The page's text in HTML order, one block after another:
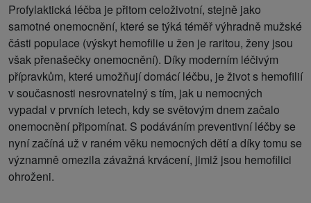
Profylaktická léčba je přitom celoživotní, stejně jako
samotné onemocnění, které se týká téměř výhradně mužské
části populace (výskyt hemofilie u žen je raritou, ženy jsou
však přenašečky onemocnění). Díky moderním léčivým
přípravkům, které umožňují domácí léčbu, je život s hemofilií
v současnosti nesrovnatelný s tím, jak u nemocných
vypadal v prvních letech, kdy se světovým dnem začalo
onemocnění připomínat. S podáváním preventivní léčby se
nyní začíná už v raném věku nemocných dětí a díky tomu se
významně omezila závažná krvácení, jimiž jsou hemofilici
ohroženi.